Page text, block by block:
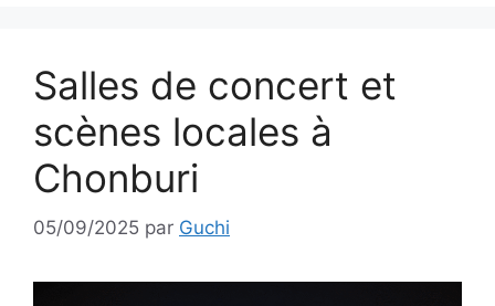
Salles de concert et
scènes locales à
Chonburi
05/09/2025 par Guchi